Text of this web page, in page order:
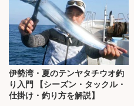
伊勢湾・夏のテンヤタチウオ釣
り入門 【シーズン・タックル・
仕掛け・釣り方を解説】